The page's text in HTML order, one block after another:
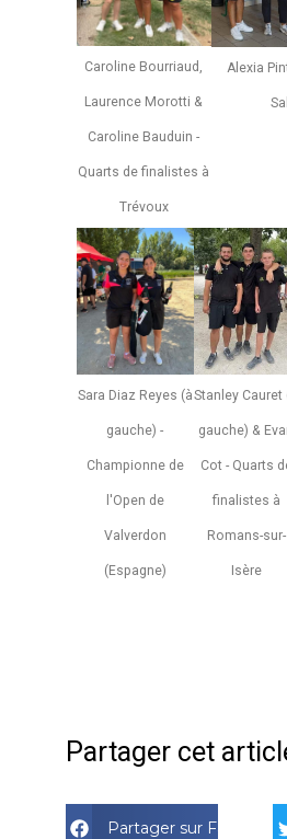
Caroline Bourriaud,
Laurence Morotti &
Caroline Bauduin -
Quarts de finalistes à
Trévoux
Alexia
Sara Diaz Reyes (à
gauche) -
Championne de
l'Open de
Valverdon
(Espagne)
Stanley Cauret
gauche) &
Cot - Quarts
finalistes à
Romans-sur-
Isère
Partager cet
Partager sur Facebook